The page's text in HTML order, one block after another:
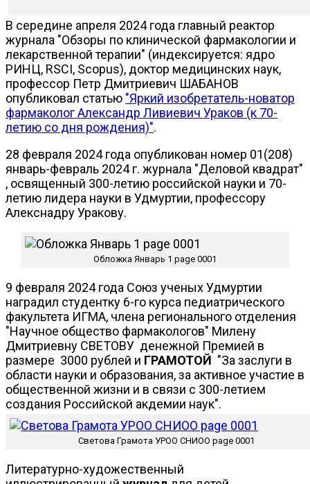
В середине апреля 2024 года главный реактор
журнала "Обзоры по клинической фармакологии и
лекарственной терапии" (индексируется: ядро
РИНЦ, RSCI, Scopus), доктор медицинских наук,
профессор Петр Дмитриевич ШАБАНОВ
опубликовал статью "Яркий изобретатель-новатор
фармаколог Александр Ливиевич Ураков (к 70-
летию со дня рождения)".
28 февраля 2024 года опубликован номер 01(208)
январь-февраль 2024 г. журнала "Деловой квадрат"
, освященный 300-летию российской науки и 70-
летию лидера науки в Удмуртии, профессору
Алекснадру Уракову.
Обложка Январь 1 page 0001
9 февраля 2024 года Союз ученых Удмуртии
наградил студентку 6-го курса педиатрического
факультета ИГМА, члена регионального отделения
"Научное общество фармакологов" Милену
Дмитриевну СВЕТОВУ денежной Премией в
размере 3000 рублей и ГРАМОТОЙ "За заслуги в
области науки и образования, за активное участие в
общественной жизни и в связи с 300-летием
создания Российской акдемии наук".
Светова Грамота УРОО СНИОО page 0001
Литературно-художественный